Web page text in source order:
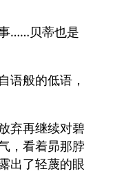
……贝蒂也是
语般的低语，
弃再继续对碧
，看着昴那脖
出了轻蔑的眼